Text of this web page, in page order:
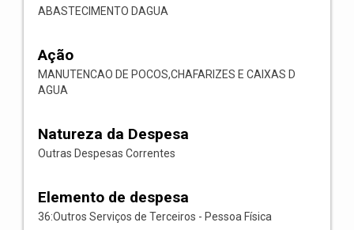
ABASTECIMENTO DAGUA
Ação
MANUTENCAO DE POCOS,CHAFARIZES E CAIXAS D
AGUA
Natureza da Despesa
Outras Despesas Correntes
Elemento de despesa
36:Outros Serviços de Terceiros - Pessoa Física